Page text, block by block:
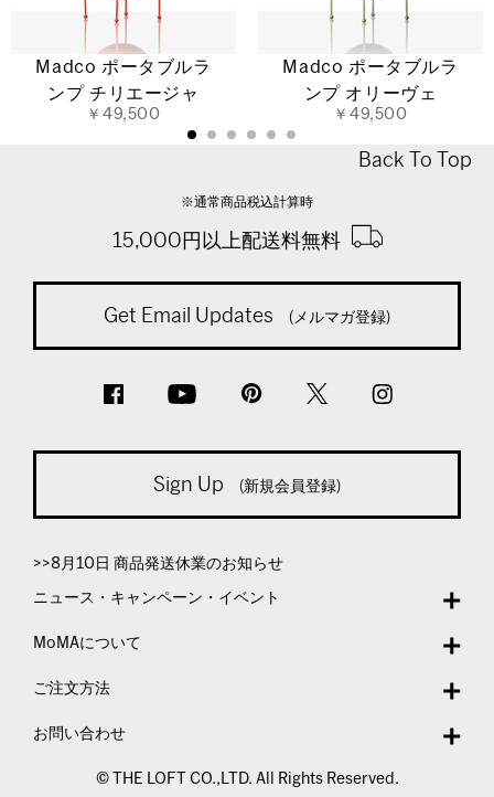
Madco ポータブルラ
ンプ チリエージャ
￥49,500
Madco ポータブルラ
ンプ オリーヴェ
￥49,500
Back To Top
※通常商品税込計算時
15,000円以上配送料無料
Get Email Updates (メルマガ登録)
Sign Up (新規会員登録)
>>8月10日 商品発送休業のお知らせ
ニュース・キャンペーン・イベント
MoMAについて
ご注文方法
お問い合わせ
© THE LOFT CO.,LTD. All Rights Reserved.